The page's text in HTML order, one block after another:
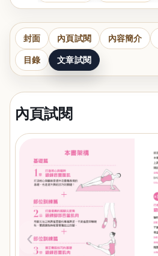
封面 內頁試閱 內容簡介
目錄 文章試閱
內頁試閱
‹